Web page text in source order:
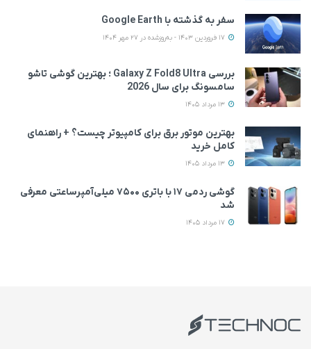
سفر به گذشته با Google Earth
بررسی Galaxy Z Fold8 Ultra ؛ بهترین گوشی تاشو
سامسونگ برای سال 2026
بهترین موتور برق برای کامپیوتر چیست؟ + راهنمای
کامل خرید
گوشی ردمی ۱۷ با باتری ۷۵۰۰ میلی‌آمپرساعتی معرفی
شد